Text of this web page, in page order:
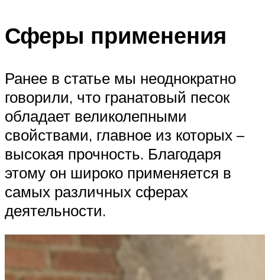
Сферы применения
Ранее в статье мы неоднократно
говорили, что гранатовый песок
обладает великолепными
свойствами, главное из которых –
высокая прочность. Благодаря
этому он широко применяется в
самых различных сферах
деятельности.